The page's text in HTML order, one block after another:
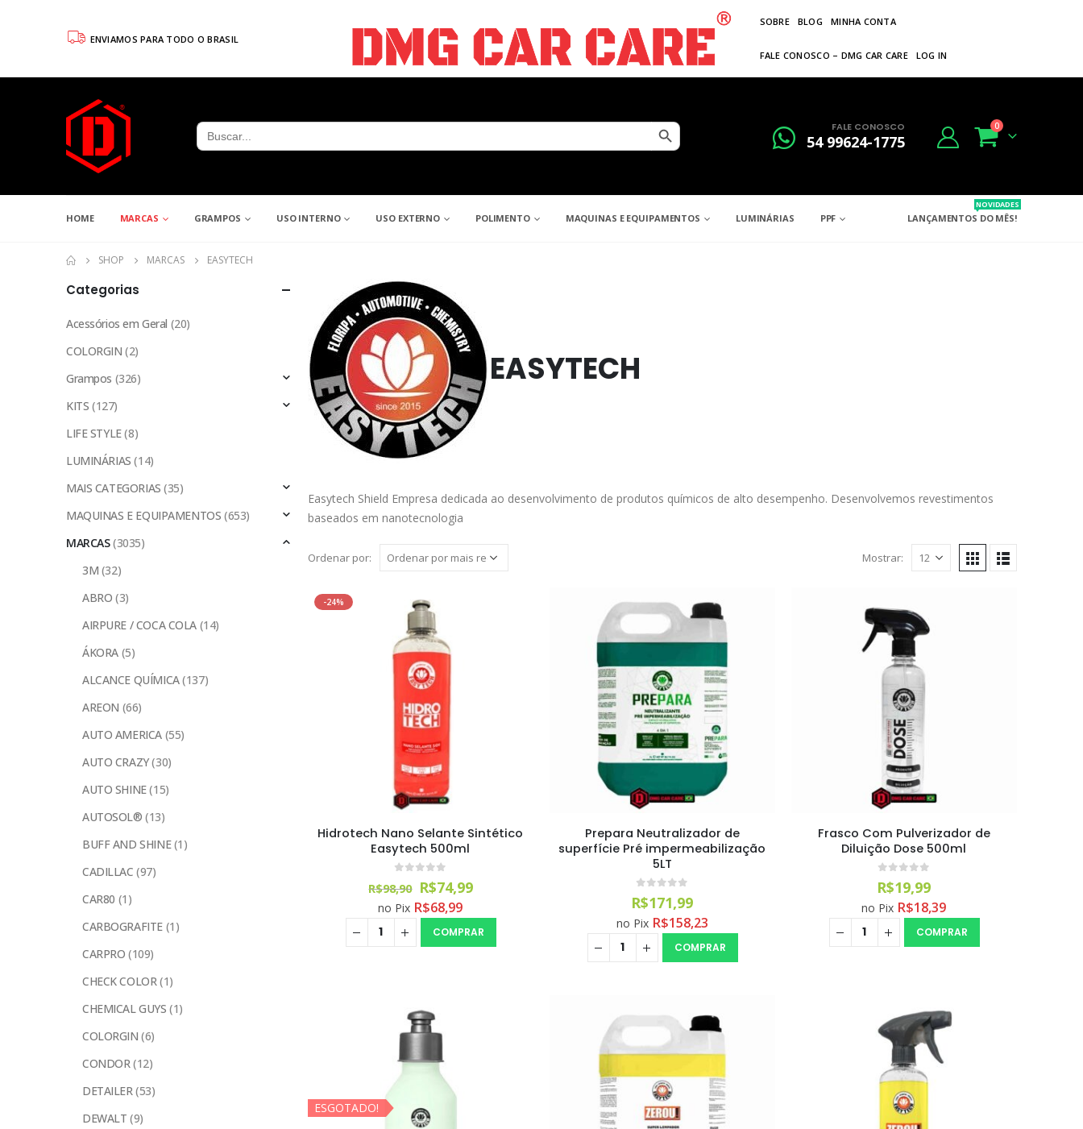
ENVIAMOS PARA TODO O BRASIL
SOBRE BLOG MINHA CONTA
FALE CONOSCO – DMG CAR CARE LOG IN
Search
for:
Search Button FALE CONOSCO
54 99624-1775
0
HOME MARCAS GRAMPOS USO INTERNO USO EXTERNO POLIMENTO MAQUINAS E EQUIPAMENTOS LUMINÁRIAS PPF LANÇAMENTOS DO MÊS!
NOVIDADES
SHOP MARCAS EASYTECH
EASYTECH
Easytech Shield Empresa dedicada ao desenvolvimento de produtos químicos de alto desempenho. Desenvolvemos revestimentos
baseados em nanotecnologia
Ordenar por: Mostrar:
-24%
Hidrotech Nano Selante Sintético
Easytech 500ml
out of 5
R$98,90 O
preço
original
era:
R$98,90.
R$74,99O
atual
é:
R$74,99.
no Pix R$68,99
COMPRAR
Prepara Neutralizador de
superfície Pré impermeabilização
5LT
0out of 5
R$171,99
no Pix R$158,23
COMPRAR
Frasco Com Pulverizador de
Diluição Dose 500ml
out of 5
R$19,99
no Pix R$18,39
COMPRAR
ESGOTADO!
Categorias
Acessórios em Geral (20)
COLORGIN (2)
Grampos (326)
KITS (127)
LIFE STYLE(8)
LUMINÁRIAS (14)
MAIS CATEGORIAS (35)
MAQUINAS E EQUIPAMENTOS (653)
MARCAS(3035)
3M (32)
ABRO (3)
AIRPURE / COCA COLA (14)
ÁKORA (5)
ALCANCE QUÍMICA(137)
AREON (66)
AUTO AMERICA (55)
AUTO CRAZY(30)
AUTO SHINE(15)
AUTOSOL® (13)
BUFF AND SHINE (1)
CADILLAC (97)
CAR80 (1)
CARBOGRAFITE (1)
CARPRO (109)
CHECK COLOR(1)
CHEMICAL GUYS (1)
COLORGIN (6)
CONDOR(12)
DETAILER(53)
DEWALT (9)